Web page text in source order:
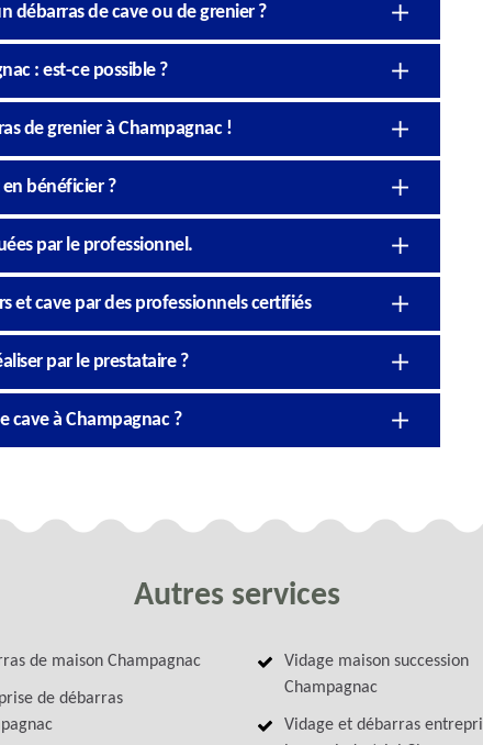
débarras de cave ou de grenier ?
: est-ce possible ?
de grenier à Champagnac !
bénéficier ?
par le professionnel.
et cave par des professionnels certifiés
par le prestataire ?
cave à Champagnac ?
Autres services
de maison Champagnac
de débarras
Vidage maison succession
Champagnac
Vidage et débarras